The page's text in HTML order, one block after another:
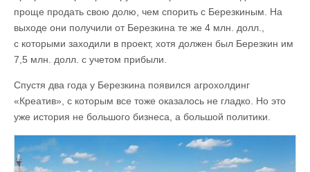
проще продать свою долю, чем спорить с Березкиным. На
выходе они получили от Березкина те же 4 млн. долл.,
с которыми заходили в проект, хотя должен был Березкин им
7,5 млн. долл. с учетом прибыли.
Спустя два года у Березкина появился агрохолдинг
«Креатив», с которым все тоже оказалось не гладко. Но это
уже история не большого бизнеса, а большой политики.